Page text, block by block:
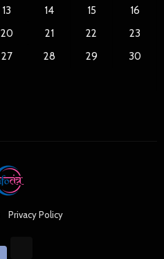
13 14 15
16
20 21 22
23
27 28 29
30
Privacy Policy